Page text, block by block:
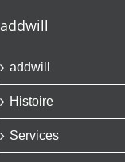
addwill
addwill
Histoire
Services